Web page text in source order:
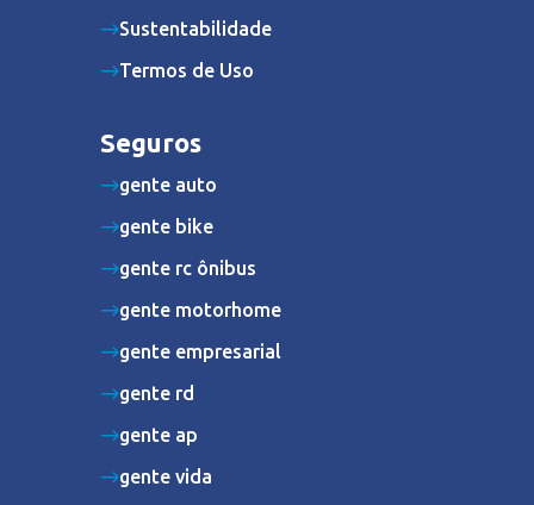
Sustentabilidade
Termos de Uso
Seguros
gente auto
gente bike
gente rc ônibus
gente motorhome
gente empresarial
gente rd
gente ap
gente vida